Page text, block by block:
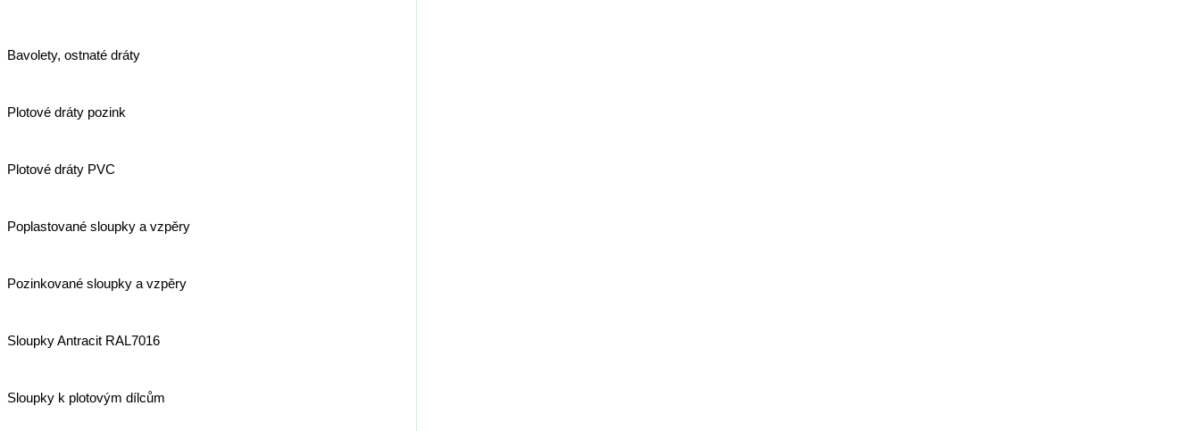
Bavolety, ostnaté dráty
Plotové dráty pozink
Plotové dráty PVC
Poplastované sloupky a vzpěry
Pozinkované sloupky a vzpěry
Sloupky Antracit RAL7016
Sloupky k plotovým dílcům